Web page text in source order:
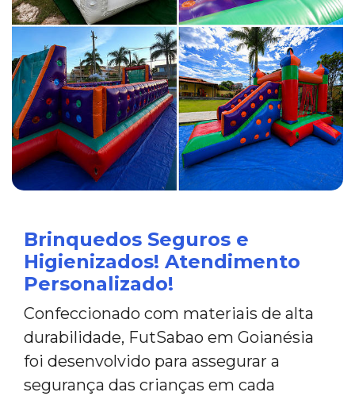
Brinquedos Seguros e
Higienizados! Atendimento
Personalizado!
Confeccionado com materiais de alta
durabilidade, FutSabao em Goianésia
foi desenvolvido para assegurar a
segurança das crianças em cada